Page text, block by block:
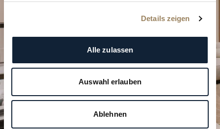
Details zeigen
Alle zulassen
Auswahl erlauben
Ablehnen
BESUCH PLANEN